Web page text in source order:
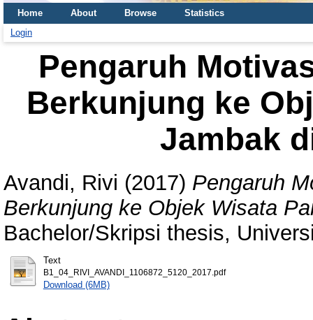
Home About Browse
Statistics
Login
Pengaruh
Berkunjung ke
Jambak
Avandi, Rivi (2017) Pengaruh
Berkunjung ke Objek Wisata
Bachelor/Skripsi thesis,
Text
B1_04_RIVI_AVANDI_1106872_5120_2017.pdf
Download (6MB)